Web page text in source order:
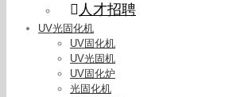
人才招聘
UV光固化机
UV固化机
UV光固机
UV固化炉
光固化机